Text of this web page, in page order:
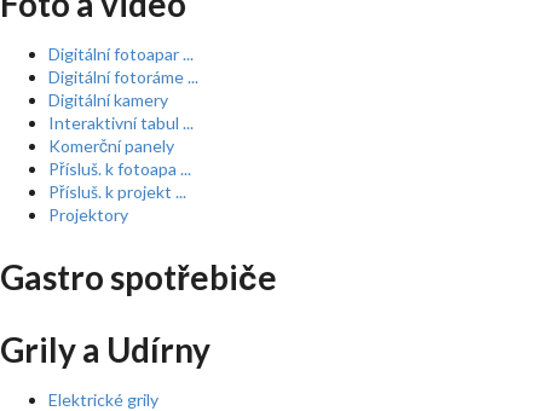
Digitální fotoapar ...
Digitální fotoráme ...
Digitální kamery
Interaktivní tabul ...
Komerční panely
Přísluš. k fotoapa ...
Přísluš. k projekt ...
Projektory
Gastro spotřebiče
Grily a Udírny
Elektrické grily